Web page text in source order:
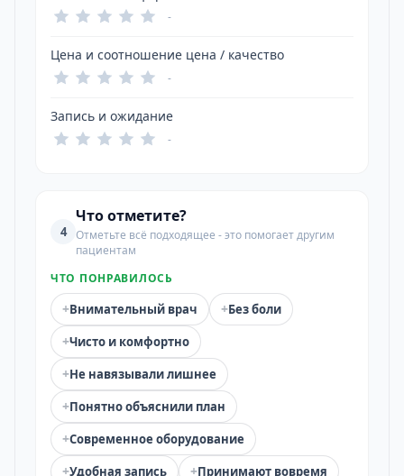
-
Цена и соотношение цена / качество
-
Запись и ожидание
-
4
Что отметите?
Отметьте всё подходящее - это помогает другим
пациентам
ЧТО ПОНРАВИЛОСЬ
+Внимательный врач +Без боли
+Чисто и комфортно
+Не навязывали лишнее
+Понятно объяснили план
+Современное оборудование
+Удобная запись +Принимают вовремя